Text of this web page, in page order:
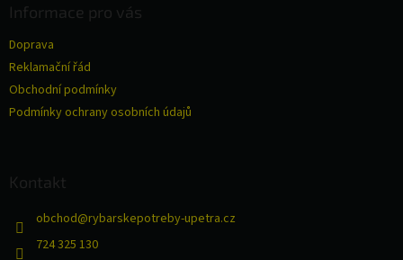
Informace pro vás
Doprava
Reklamační řád
Obchodní podmínky
Podmínky ochrany osobních údajů
Kontakt
obchod@rybarskepotreby-upetra.cz
724 325 130